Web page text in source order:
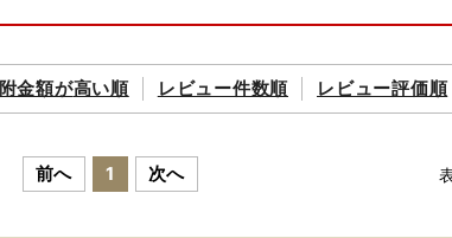
9312
たご寄附の管理及びワンストップ特例申請の管理は、
金額が高い順 レビュー件数順 レビュー評価順
前へ 1 次へ